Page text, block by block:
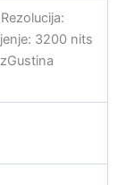
3200 nits